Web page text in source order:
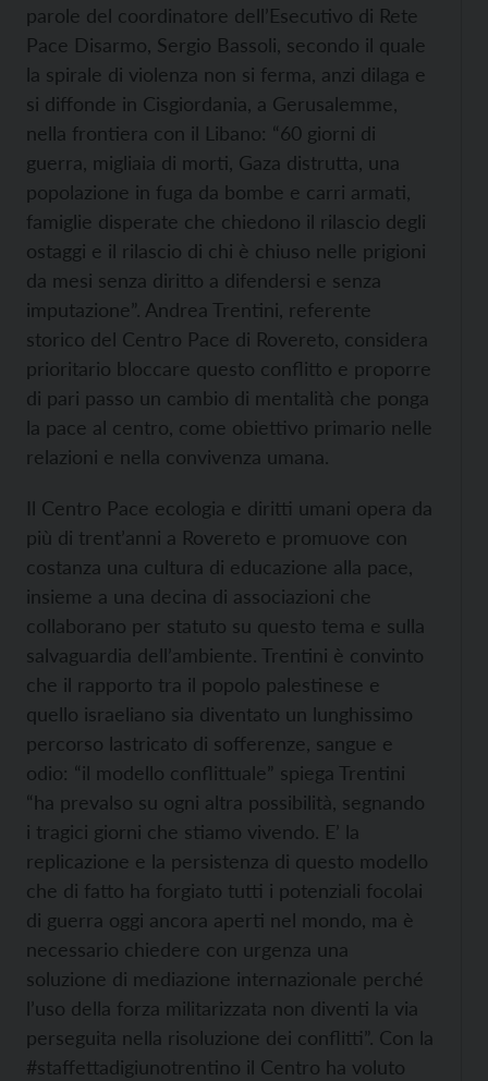
parole del coordinatore dell’Esecutivo di Rete
Pace Disarmo, Sergio Bassoli, secondo il quale
la spirale di violenza non si ferma, anzi dilaga e
si diffonde in Cisgiordania, a Gerusalemme,
nella frontiera con il Libano: “60 giorni di
guerra, migliaia di morti, Gaza distrutta, una
popolazione in fuga da bombe e carri armati,
famiglie disperate che chiedono il rilascio degli
ostaggi e il rilascio di chi è chiuso nelle prigioni
da mesi senza diritto a difendersi e senza
imputazione”. Andrea Trentini, referente
storico del Centro Pace di Rovereto, considera
prioritario bloccare questo conflitto e proporre
di pari passo un cambio di mentalità che ponga
la pace al centro, come obiettivo primario nelle
relazioni e nella convivenza umana.
Il Centro Pace ecologia e diritti umani opera da
più di trent’anni a Rovereto e promuove con
costanza una cultura di educazione alla pace,
insieme a una decina di associazioni che
collaborano per statuto su questo tema e sulla
salvaguardia dell’ambiente. Trentini è convinto
che il rapporto tra il popolo palestinese e
quello israeliano sia diventato un lunghissimo
percorso lastricato di sofferenze, sangue e
odio: “il modello conflittuale” spiega Trentini
“ha prevalso su ogni altra possibilità, segnando
i tragici giorni che stiamo vivendo. E’ la
replicazione e la persistenza di questo modello
che di fatto ha forgiato tutti i potenziali focolai
di guerra oggi ancora aperti nel mondo, ma è
necessario chiedere con urgenza una
soluzione di mediazione internazionale perché
l’uso della forza militarizzata non diventi la via
perseguita nella risoluzione dei conflitti”. Con la
#staffettadigiunotrentino il Centro ha voluto